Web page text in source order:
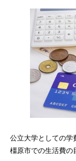
公立大学としての学
橿原市での生活費の